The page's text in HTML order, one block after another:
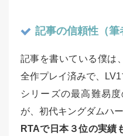
記事の信頼性（筆
記事を書いている僕は
全作プレイ済みで、LV1
シリーズの最高難易
が、初代キングダムハ
RTAで日本３位の実績